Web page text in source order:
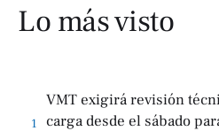
Lo más visto
1
VMT exigirá revisión
carga desde el sábado